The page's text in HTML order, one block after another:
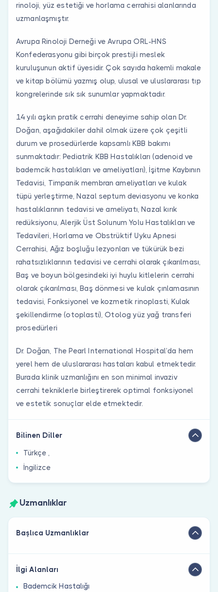
rinoloji, yüz estetiği ve horlama cerrahisi alanlarında
uzmanlaşmıştır.
Avrupa Rinoloji Derneği ve Avrupa ORL-HNS
Konfederasyonu gibi birçok prestijli meslek
kuruluşunun aktif üyesidir. Çok sayıda hakemli makale
ve kitap bölümü yazmış olup, ulusal ve uluslararası tıp
kongrelerinde sık sık sunumlar yapmaktadır.
14 yılı aşkın pratik cerrahi deneyime sahip olan Dr.
Doğan, aşağıdakiler dahil olmak üzere çok çeşitli
durum ve prosedürlerde kapsamlı KBB bakımı
sunmaktadır: Pediatrik KBB Hastalıkları (adenoid ve
bademcik hastalıkları ve ameliyatları), İşitme Kaybının
Tedavisi, Timpanik membran ameliyatları ve kulak
tüpü yerleştirme, Nazal septum deviasyonu ve konka
hastalıklarının tedavisi ve ameliyatı, Nazal kırık
redüksiyonu, Alerjik Üst Solunum Yolu Hastalıkları ve
Tedavileri, Horlama ve Obstrüktif Uyku Apnesi
Cerrahisi, Ağız boşluğu lezyonları ve tükürük bezi
rahatsızlıklarının tedavisi ve cerrahi olarak çıkarılması,
Baş ve boyun bölgesindeki iyi huylu kitlelerin cerrahi
olarak çıkarılması, Baş dönmesi ve kulak çınlamasının
tedavisi, Fonksiyonel ve kozmetik rinoplasti, Kulak
şekillendirme (otoplasti), Otolog yüz yağ transferi
prosedürleri
Dr. Doğan, The Pearl International Hospital’da hem
yerel hem de uluslararası hastaları kabul etmektedir.
Burada klinik uzmanlığını en son minimal invaziv
cerrahi tekniklerle birleştirerek optimal fonksiyonel
ve estetik sonuçlar elde etmektedir.
Bilinen Diller
Türkçe ,
İngilizce
Uzmanlıklar
Başlıca Uzmanlıklar
İlgi Alanları
Bademcik Hastalığı